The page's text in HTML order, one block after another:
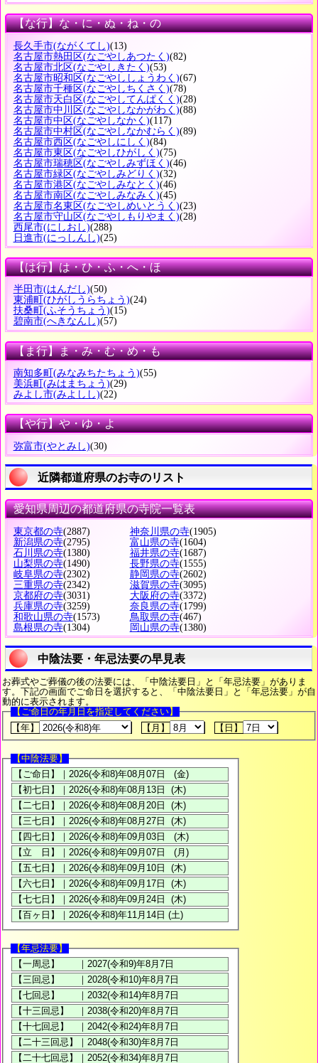
【な行】な・に・ぬ・ね・の
長久手市(ながくてし)(13)
名古屋市熱田区(なごやしあつたく)(82)
名古屋市北区(なごやしきたく)(53)
名古屋市昭和区(なごやししょうわく)(67)
名古屋市千種区(なごやしちくさく)(78)
名古屋市天白区(なごやしてんぱくく)(28)
名古屋市中川区(なごやしなかがわく)(88)
名古屋市中区(なごやしなかく)(117)
名古屋市中村区(なごやしなかむらく)(89)
名古屋市西区(なごやしにしく)(84)
名古屋市東区(なごやしひがしく)(75)
名古屋市瑞穂区(なごやしみずほく)(46)
名古屋市緑区(なごやしみどりく)(32)
名古屋市港区(なごやしみなとく)(46)
名古屋市南区(なごやしみなみく)(45)
名古屋市名東区(なごやしめいとうく)(23)
名古屋市守山区(なごやしもりやまく)(28)
西尾市(にしおし)(288)
日進市(にっしんし)(25)
【は行】は・ひ・ふ・へ・ほ
半田市(はんだし)(50)
東浦町 (ひがしうらちょう)(24)
扶桑町 (ふそうちょう)(15)
碧南市(へきなんし)(57)
【ま行】ま・み・む・め・も
南知多町 (みなみちたちょう)(55)
美浜町 (みはまちょう)(29)
みよし市(みよしし)(22)
【や行】や・ゆ・よ
弥富市(やとみし)(30)
近隣都道府県のお寺のリスト
愛知県周辺の都道府県の寺院一覧表
東京都の寺(2887) 神奈川県の寺(1905)
新潟県の寺(2795) 富山県の寺(1604)
石川県の寺(1380) 福井県の寺(1687)
山梨県の寺(1490) 長野県の寺(1555)
岐阜県の寺(2302) 静岡県の寺(2602)
三重県の寺(2342) 滋賀県の寺(3095)
京都府の寺(3031) 大阪府の寺(3372)
兵庫県の寺(3259) 奈良県の寺(1799)
和歌山県の寺(1573) 鳥取県の寺(467)
島根県の寺(1304) 岡山県の寺(1380)
中陰法要・年忌法要の早見表
お葬式やご葬儀の後の法要には、「中陰法要日」と「年忌法要」がありま
す。下記の画面でご命日を選択すると、「中陰法要日」と「年忌法要」が自
動的に表示されます。
【ご命日の年月日を指定してください】
【年】
【月】 【日】
【中陰法要】
【年忌法要】